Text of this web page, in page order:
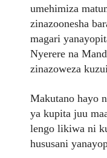
umehimiza
zinazoonesha
magari
Nyerere na
zinazoweza
Makutano hayo
ya kupita juu
lengo likiwa ni
hususani